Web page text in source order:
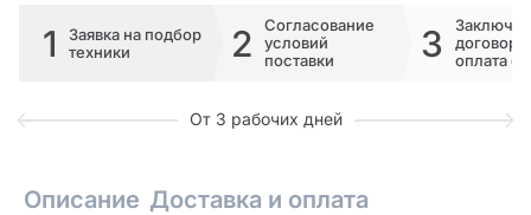
1
Заявка на подбор
техники
2
Согласование
условий
поставки
3
договора
оплата
От 3 рабочих дней
Описание Доставка и оплата